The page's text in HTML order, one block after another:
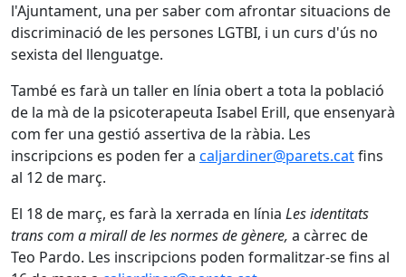
l'Ajuntament, una per saber com afrontar situacions de
discriminació de les persones LGTBI, i un curs d'ús no
sexista del llenguatge.
També es farà un taller en línia obert a tota la població
de la mà de la psicoterapeuta Isabel Erill, que ensenyarà
com fer una gestió assertiva de la ràbia. Les
inscripcions es poden fer a caljardiner@parets.catfins
al 12 de març.
El 18 de març, es farà la xerrada en línia Les identitats
trans com a mirall de les normes de gènere, a càrrec de
Teo Pardo. Les inscripcions poden formalitzar-se fins al